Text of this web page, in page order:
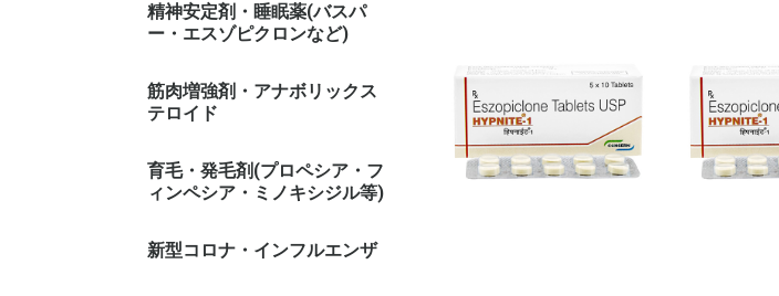
精神安定剤・睡眠薬(バスパ
ー・エスゾピクロンなど)
筋肉増強剤・アナボリックス
テロイド
育毛・発毛剤(プロペシア・フ
ィンペシア・ミノキシジル等)
新型コロナ・インフルエンザ